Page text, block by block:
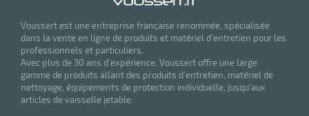
Voussert est une entreprise française renommée, spécialisée
dans la vente en ligne de produits et matériel d'entretien pour les
professionnels et particuliers.
Avec plus de 30 ans d'expérience, Voussert offre une large
gamme de produits allant des produits d'entretien, matériel de
nettoyage, équipements de protection individuelle, jusqu'aux
articles de vaisselle jetable.